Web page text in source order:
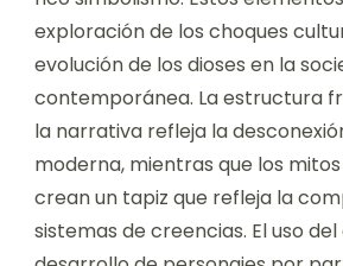
exploración de los choques
evolución de los dioses en la
contemporánea. La estructura
la narrativa refleja la
moderna, mientras que los
crean un tapiz que refleja la
sistemas de creencias. El uso